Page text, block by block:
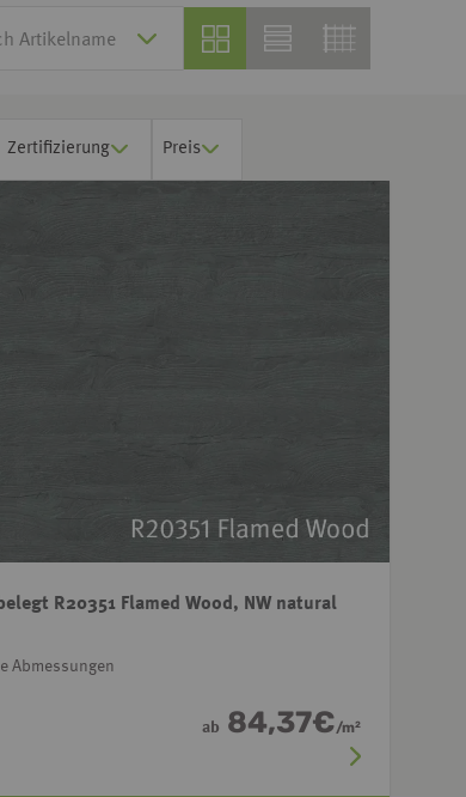
Zertifizierung Preis
R20351 Flamed Wood, NW natural
Abmessungen
ab 84,37€/m2